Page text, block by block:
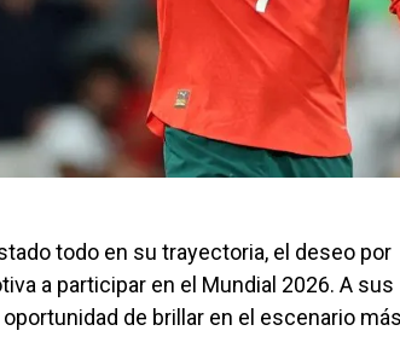
todo en su trayectoria, el deseo por
a participar en el Mundial 2026. A sus
de brillar en el escenario más